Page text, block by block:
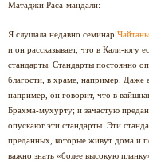
Матаджи Раса-мандали:
Я слушала недавно семинар
и он рассказывает, что в Кали-югу
стандарты. Стандарты постоянно
благости, в храме, например. Даже
например, он говорит, что в
Брахма-мухурту; и зачастую
опускают эти стандарты. Эти
преданных, которые живут дома и
важно знать «более высокую